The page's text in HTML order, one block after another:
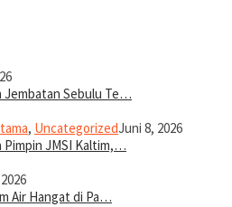
Jembatan Sebulu Te…
, UncategorizedJuni 8, 2026
Pimpin JMSI Kaltim,…
Air Hangat di Pa…